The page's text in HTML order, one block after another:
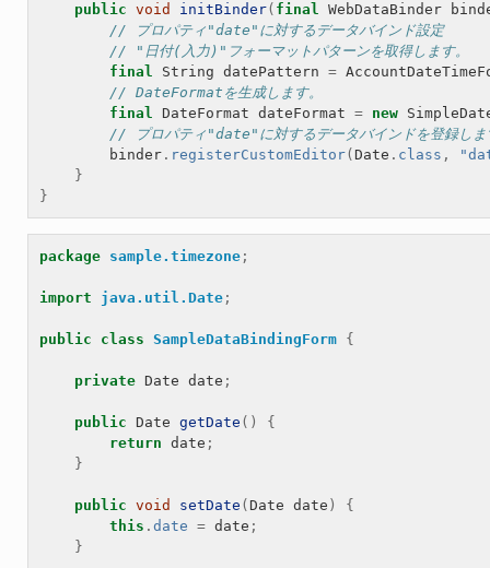
public void initBinder( final WebDataBinder
// プロパティ"date"に対するデータバインド設定
// "日付(入力)"フォーマットパターンを取得します。
final
String datePattern =
// DateFormatを生成します。
final DateFormat dateFormat = new
// プロパティ"date"に対するデータバインドを登録しま
binder . registerCustomEditor( Date . class ,
}
}
package sample.timezone ;
import java.util.Date ;
public class SampleDataBindingForm {
private Date date ;
public Date getDate ()
{
return date ;
}
public void setDate ( Date date )
{
this . date = date ;
}